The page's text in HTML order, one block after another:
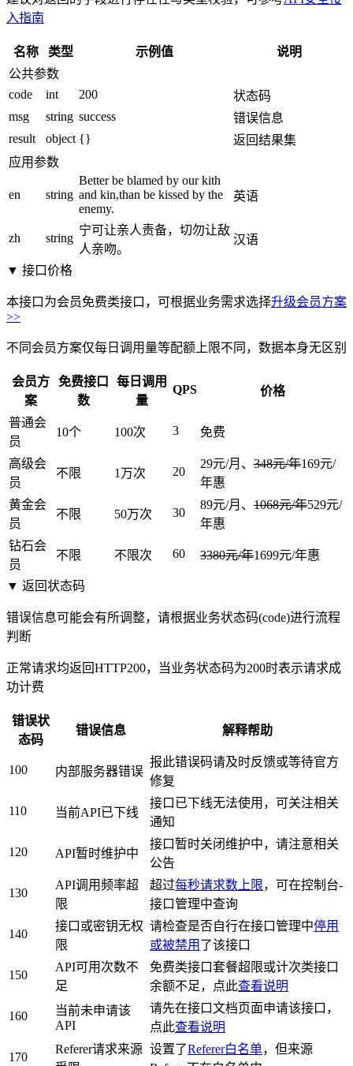
入指南
名称 类型 示例值
说明
公共参数
code
int 200
状态码
msg
string success
错误信息
result
object {}
返回结果集
应用参数
en string
Better be blamed by our kith
and kin,than be kissed by the
enemy.
英语
zh string
宁可让亲人责备，切勿让敌
人亲吻。
汉语
▼ 接口价格
本接口为会员免费类接口，可根据业务需求选择升级会员方案
>>
不同会员方案仅每日调用量等配额上限不同，数据本身无区别
会员方
案
免费接口
数
每日调用
量
QPS 价格
普通会
员
10个 100次 3 免费
高级会
员
不限 1万次 20
29元/月、 348元/年169元/
年惠
黄金会
员
不限 50万次 30
89元/月、 1068元/年529元/
年惠
钻石会
员
不限 不限次 60 3380元/年1699元/年惠
▼ 返回状态码
错误信息可能会有所调整，请根据业务状态码(code)进行流程
判断
正常请求均返回HTTP200，当业务状态码为200时表示请求成
功计费
错误状
态码
错误信息 解释帮助
100 内部服务器错误
报此错误码请及时反馈或等待官方
修复
110 当前API已下线
接口已下线无法使用，可关注相关
通知
120 API暂时维护中
接口暂时关闭维护中，请注意相关
公告
130
API调用频率超
限
超过每秒请求数上限，可在控制台-
接口管理中查询
140
接口或密钥无权
限
请检查是否自行在接口管理中停用
或被禁用 了该接口
150
API可用次数不
足
免费类接口套餐超限或计次类接口
余额不足，点此查看说明
160
当前未申请该
API
请先在接口文档页面申请该接口，
点此查看说明
170
Referer请求来源 设置了Referer白名单，但来源